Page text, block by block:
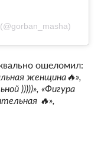
ошеломил:
женщина🔥»,
)))))», «Фигура
🔥»,